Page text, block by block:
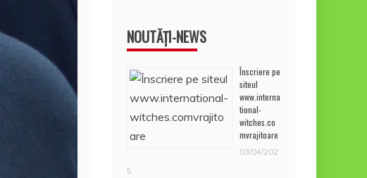
NOUTĂȚI-NEWS
Înscriere pe
siteul
www.interna
tional-
witches.co
mvrajitoare
03/04/202
5